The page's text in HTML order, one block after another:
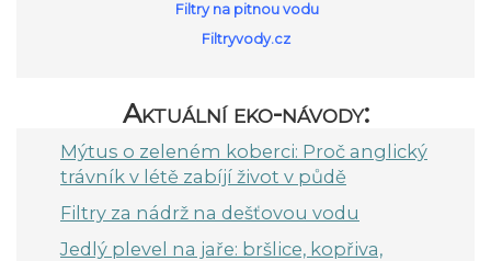
Filtry na pitnou vodu
Filtryvody.cz
Aktuální eko-návody:
Mýtus o zeleném koberci: Proč anglický
trávník v létě zabíjí život v půdě
Filtry za nádrž na dešťovou vodu
Jedlý plevel na jaře: bršlice, kopřiva,